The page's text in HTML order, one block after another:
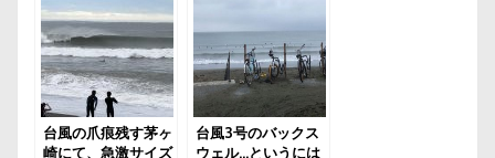
台風の爪痕残す茅ヶ
崎にて、急激サイズ
台風3号のバックス
ウェル…というには